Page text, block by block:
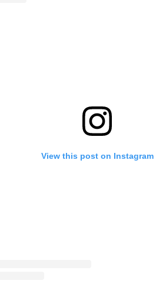
View this post on Instagram